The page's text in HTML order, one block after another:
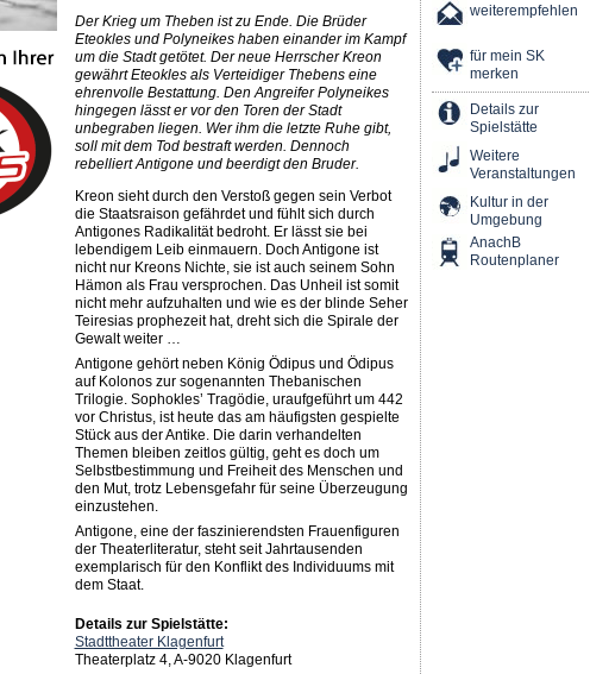
Der Krieg um Theben ist zu Ende. Die Brüder
Eteokles und Polyneikes haben einander im Kampf
um die Stadt getötet. Der neue Herrscher Kreon
gewährt Eteokles als Verteidiger Thebens eine
ehrenvolle Bestattung. Den Angreifer Polyneikes
hingegen lässt er vor den Toren der Stadt
unbegraben liegen. Wer ihm die letzte Ruhe gibt,
soll mit dem Tod bestraft werden. Dennoch
rebelliert Antigone und beerdigt den Bruder.
Kreon sieht durch den Verstoß gegen sein Verbot
die Staatsraison gefährdet und fühlt sich durch
Antigones Radikalität bedroht. Er lässt sie bei
lebendigem Leib einmauern. Doch Antigone ist
nicht nur Kreons Nichte, sie ist auch seinem Sohn
Hämon als Frau versprochen. Das Unheil ist somit
nicht mehr aufzuhalten und wie es der blinde Seher
Teiresias prophezeit hat, dreht sich die Spirale der
Gewalt weiter …
Antigone gehört neben König Ödipus und Ödipus
auf Kolonos zur sogenannten Thebanischen
Trilogie. Sophokles’ Tragödie, uraufgeführt um 442
vor Christus, ist heute das am häufigsten gespielte
Stück aus der Antike. Die darin verhandelten
Themen bleiben zeitlos gültig, geht es doch um
Selbstbestimmung und Freiheit des Menschen und
den Mut, trotz Lebensgefahr für seine Überzeugung
einzustehen.
Antigone, eine der faszinierendsten Frauenfiguren
der Theaterliteratur, steht seit Jahrtausenden
exemplarisch für den Konflikt des Individuums mit
dem Staat.
Details zur Spielstätte:
Stadttheater Klagenfurt
Theaterplatz 4, A-9020 Klagenfurt
weiterempfehlen
für mein SK
merken
Details zur
Spielstätte
Weitere
Veranstaltungen
Kultur in der
Umgebung
AnachB
Routenplaner